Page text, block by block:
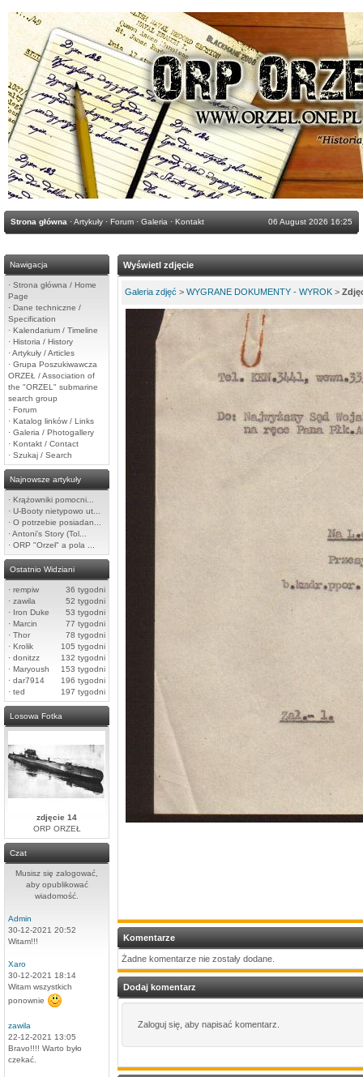
Strona główna ·Artykuły · Forum · Galeria · Kontakt 06 August 2026 16:25
Nawigacja
· Strona główna / Home
Page
· Dane techniczne /
Specification
· Kalendarium / Timeline
· Historia / History
·Artykuły / Articles
· Grupa Poszukiwawcza
ORZEŁ / Association of
the "ORZEL" submarine
search group
· Forum
· Katalog linków / Links
· Galeria / Photogallery
· Kontakt / Contact
· Szukaj / Search
Najnowsze artykuły
· Krążowniki pomocni...
· U-Booty nietypowo ut...
· O potrzebie posiadan...
· Antoni's Story (Tol...
· ORP "Orzeł" a pola ...
Ostatnio Widziani
· rempiw
36 tygodni
· zawila
52 tygodni
· Iron Duke
53 tygodni
· Marcin
77 tygodni
· Thor
78 tygodni
· Krolik
105 tygodni
· donitzz
132 tygodni
· Maryoush
153 tygodni
· dar7914
196 tygodni
· ted 197 tygodni
Losowa Fotka
zdjęcie 14
ORP ORZEŁ
Czat
Musisz się zalogować,
aby opublikować
wiadomość.
Admin
30-12-2021 20:52
Witam!!!
Xaro
30-12-2021 18:14
Witam wszystkich
ponownie
zawila
22-12-2021 13:05
Bravo!!!! Warto było
czekać.
Wyświetl zdjęcie
Galeria zdjęć > WYGRANE DOKUMENTY - WYROK >
Komentarze
Żadne komentarze nie zostały dodane.
Dodaj komentarz
Zaloguj się, aby napisać komentarz.